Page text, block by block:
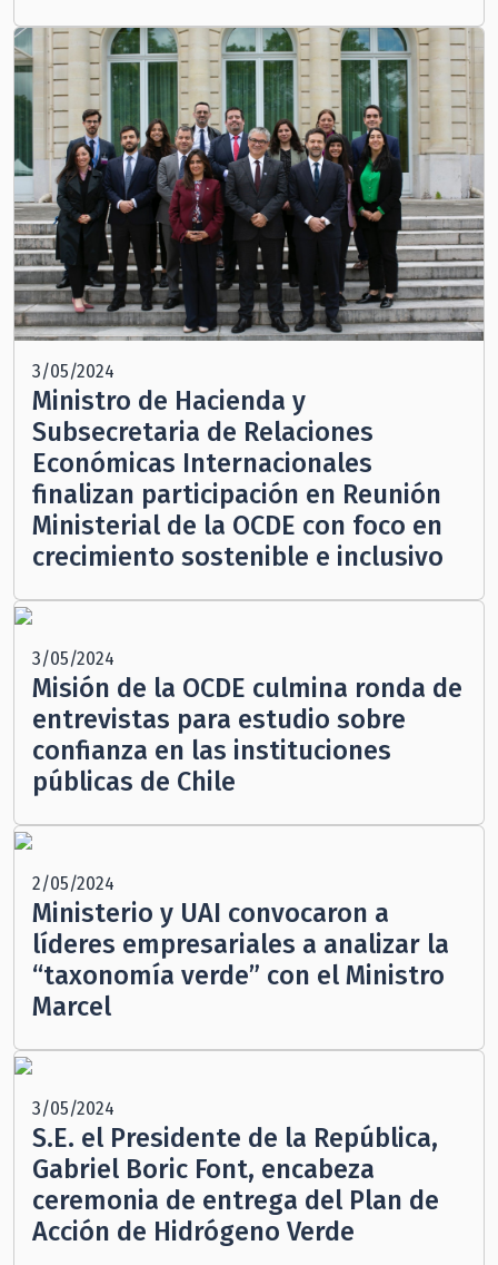
3/05/2024
Ministro de Hacienda y
Subsecretaria de Relaciones
Económicas Internacionales
finalizan participación en Reunión
Ministerial de la OCDE con foco en
crecimiento sostenible e inclusivo
3/05/2024
Misión de la OCDE culmina ronda de
entrevistas para estudio sobre
confianza en las instituciones
públicas de Chile
2/05/2024
Ministerio y UAI convocaron a
líderes empresariales a analizar la
“taxonomía verde” con el Ministro
Marcel
3/05/2024
S.E. el Presidente de la República,
Gabriel Boric Font, encabeza
ceremonia de entrega del Plan de
Acción de Hidrógeno Verde